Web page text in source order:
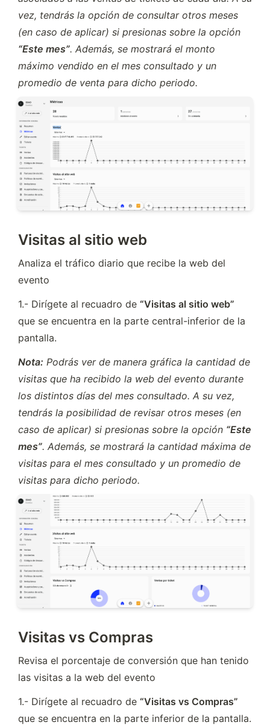
vez, tendrás la opción de consultar otros meses
“Este mes”. Además, se mostrará el monto
máximo vendido en el mes consultado y un
promedio de venta para dicho periodo.
Visitas al sitio web
Analiza el tráfico diario que recibe la web del
evento
1.- Dirígete al recuadro de
que se encuentra en la parte central-inferior de la
pantalla.
Nota: Podrás ver de manera gráfica la cantidad de
visitas que ha recibido la web del evento durante
los distintos días del mes consultado. A su vez,
tendrás la posibilidad de revisar otros meses (en
caso de aplicar) si presionas sobre la opción “Este
mes”. Además, se mostrará la cantidad máxima de
visitas para el mes consultado y un promedio de
visitas para dicho periodo.
Visitas vs Compras
Revisa el porcentaje de conversión que han tenido
las visitas a la web del evento
1.- Dirígete al recuadro de
que se encuentra en la parte inferior de la pantalla.